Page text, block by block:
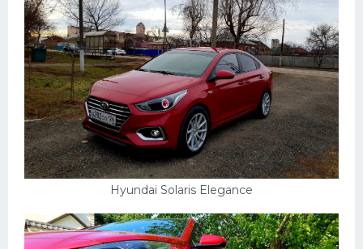
Hyundai Solaris Elegance
Корабли
Комплектующие
Тойота
Лодки
Шкода
Вертолеты
Мазда
Самокаты
Велосипеды